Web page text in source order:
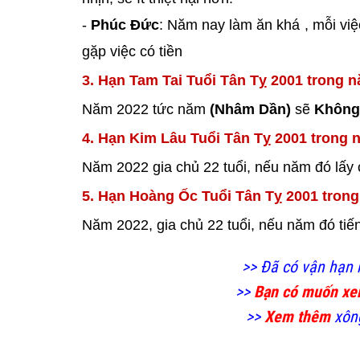
- Phúc Đức: Năm nay làm ăn khá , mỗi
gặp việc có tiền
3. Hạn Tam Tai Tuổi Tân Tỵ 2001 trong
Năm 2022 tức năm (Nhâm Dần) sẽ
4. Hạn Kim Lâu Tuổi Tân Tỵ 2001 trong
Năm 2022 gia chủ 22 tuổi, nếu năm đó
5. Hạn Hoàng Ốc Tuổi Tân Tỵ 2001
Năm 2022, gia chủ 22 tuổi, nếu năm đó
>> Đã có vận hạn
>> Bạn có muốn
>>Xem thêm